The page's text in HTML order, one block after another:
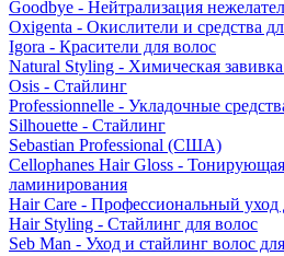
Goodbye - Нейтрализация
Oxigenta - Окислители и средства
Igora - Красители для волос
Natural Styling - Химическая
Osis - Стайлинг
Professionnelle - Укладочные
Silhouette - Стайлинг
Sebastian Professional (США)
Cellophanes Hair Gloss -
ламинирования
Hair Care - Профессиональный уход
Hair Styling - Стайлинг для волос
Seb Man - Уход и стайлинг волос